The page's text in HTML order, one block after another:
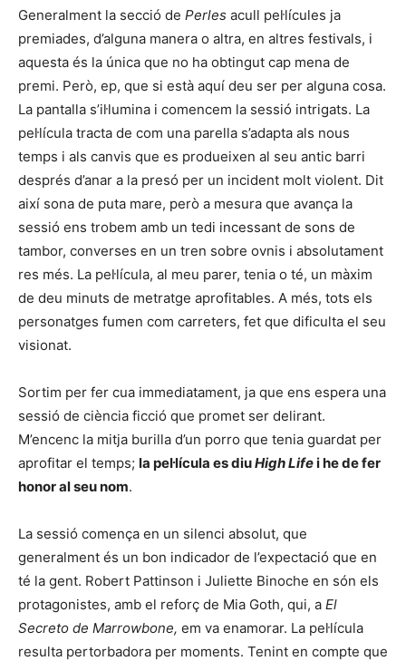
Generalment la secció de Perles acull pel·lícules ja
premiades, d’alguna manera o altra, en altres festivals, i
aquesta és la única que no ha obtingut cap mena de
premi. Però, ep, que si està aquí deu ser per alguna cosa.
La pantalla s’il·lumina i comencem la sessió intrigats. La
pel·lícula tracta de com una parella s’adapta als nous
temps i als canvis que es produeixen al seu antic barri
després d’anar a la presó per un incident molt violent. Dit
així sona de puta mare, però a mesura que avança la
sessió ens trobem amb un tedi incessant de sons de
tambor, converses en un tren sobre ovnis i absolutament
res més. La pel·lícula, al meu parer, tenia o té, un màxim
de deu minuts de metratge aprofitables. A més, tots els
personatges fumen com carreters, fet que dificulta el seu
visionat.
Sortim per fer cua immediatament, ja que ens espera una
sessió de ciència ficció que promet ser delirant.
M’encenc la mitja burilla d’un porro que tenia guardat per
aprofitar el temps; la pel·lícula es diuHigh Lifei he de fer
honor al seu nom.
La sessió comença en un silenci absolut, que
generalment és un bon indicador de l’expectació que en
té la gent. Robert Pattinson i Juliette Binoche en són els
protagonistes, amb el reforç de Mia Goth, qui, a El
Secreto de Marrowbone, em va enamorar. La pel·lícula
resulta pertorbadora per moments. Tenint en compte que